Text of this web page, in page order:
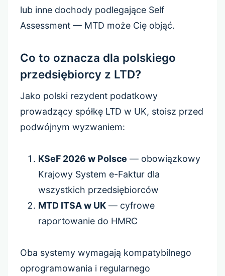
lub inne dochody podlegające Self
Assessment — MTD może Cię objąć.
Co to oznacza dla polskiego
przedsiębiorcy z LTD?
Jako polski rezydent podatkowy
prowadzący spółkę LTD w UK, stoisz przed
podwójnym wyzwaniem:
KSeF 2026 w Polsce — obowiązkowy
Krajowy System e-Faktur dla
wszystkich przedsiębiorców
MTD ITSA w UK— cyfrowe
raportowanie do HMRC
Oba systemy wymagają kompatybilnego
oprogramowania i regularnego